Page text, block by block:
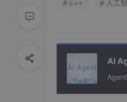
curl -L https:
# 下载
curl -L https:
# c++ # 人工
AI